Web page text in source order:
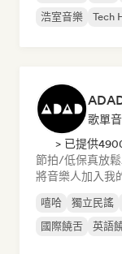
浩室音樂
Tech
歌單
> 已提供
節拍/低保真放
將音樂人加入我
嘻哈 獨立民謠
國際饒舌
英語